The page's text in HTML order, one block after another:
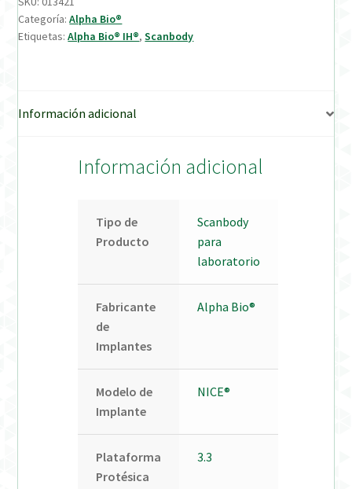
Verification Required
Categoría:Alpha Bio®
Etiquetas:Alpha Bio® IH®,Scanbody
Información adicional
Información adicional
Tipo de
Producto
Scanbody
para
laboratorio
Fabricante
de
Implantes
Alpha Bio®
Modelo de
Implante
NICE®
Plataforma
Protésica
3.3